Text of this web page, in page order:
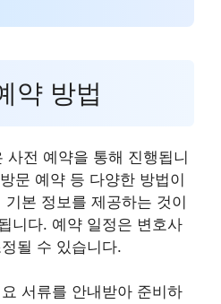
약 방법
사전 예약을 통해 진행됩니
문 예약 등 다양한 방법이
본 정보를 제공하는 것이
니다. 예약 일정은 변호사
될 수 있습니다.
서류를 안내받아 준비하